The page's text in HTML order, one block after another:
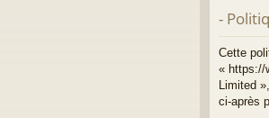
-
Cette
« https://
Limited
ci-après